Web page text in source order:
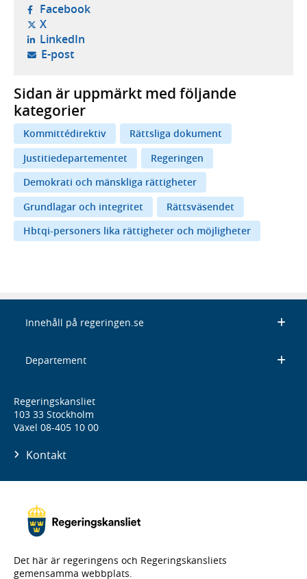
Facebook- öppnas i ny flik, extern webbplats,
X- öppnas i ny flik, extern webbplats,
LinkedIn- öppnas i ny flik, extern webbplats,
E-post- öppnar din e-postklient,
Sidan är uppmärkt med följande
kategorier
Kommittédirektiv
Rättsliga dokument
Justitiedepartementet
Regeringen
Demokrati och mänskliga rättigheter
Grundlagar och integritet
Rättsväsendet
Hbtqi-personers lika rättigheter och möjligheter
Innehåll på regeringen.se
Departement
Regeringskansliet
103 33 Stockholm
Växel 08-405 10 00
Kontakt
Det här är regeringens och Regeringskansliets
gemensamma webbplats.